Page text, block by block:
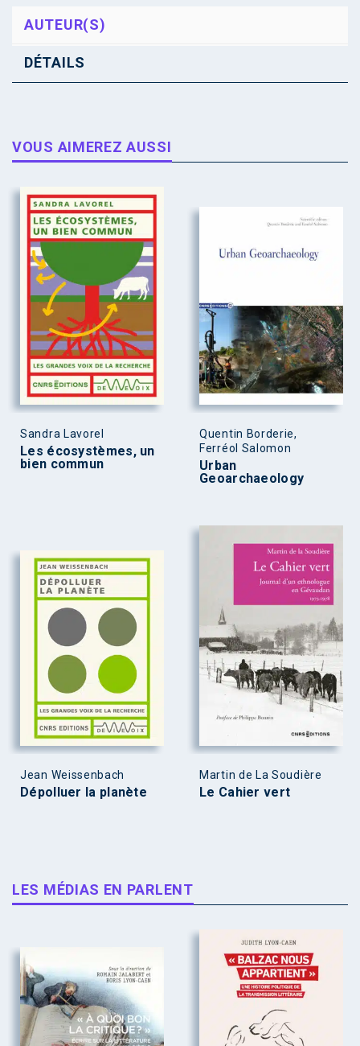
AUTEUR(S)
DÉTAILS
VOUS AIMEREZ AUSSI
Sandra Lavorel
Les écosystèmes, un
bien commun
Quentin Borderie,
Ferréol Salomon
Urban
Geoarchaeology
Jean Weissenbach
Dépolluer la planète
Martin de La Soudière
Le Cahier vert
LES MÉDIAS EN PARLENT